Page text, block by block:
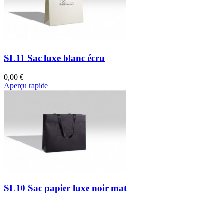
SL11 Sac luxe blanc écru
0,00 €
Aperçu rapide
SL10 Sac papier luxe noir mat